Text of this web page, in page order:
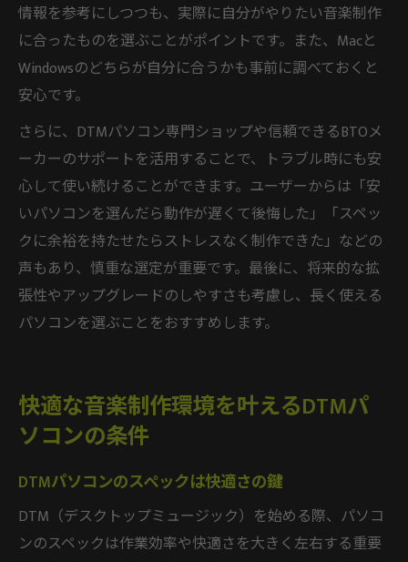
情報を参考にしつつも、実際に自分がやりたい音楽制作
に合ったものを選ぶことがポイントです。また、Macと
Windowsのどちらが自分に合うかも事前に調べておくと
安心です。
さらに、DTMパソコン専門ショップや信頼できるBTOメ
ーカーのサポートを活用することで、トラブル時にも安
心して使い続けることができます。ユーザーからは「安
いパソコンを選んだら動作が遅くて後悔した」「スペッ
クに余裕を持たせたらストレスなく制作できた」などの
声もあり、慎重な選定が重要です。最後に、将来的な拡
張性やアップグレードのしやすさも考慮し、長く使える
パソコンを選ぶことをおすすめします。
快適な音楽制作環境を叶えるDTMパ
ソコンの条件
DTMパソコンのスペックは快適さの鍵
DTM（デスクトップミュージック）を始める際、パソコ
ンのスペックは作業効率や快適さを大きく左右する重要